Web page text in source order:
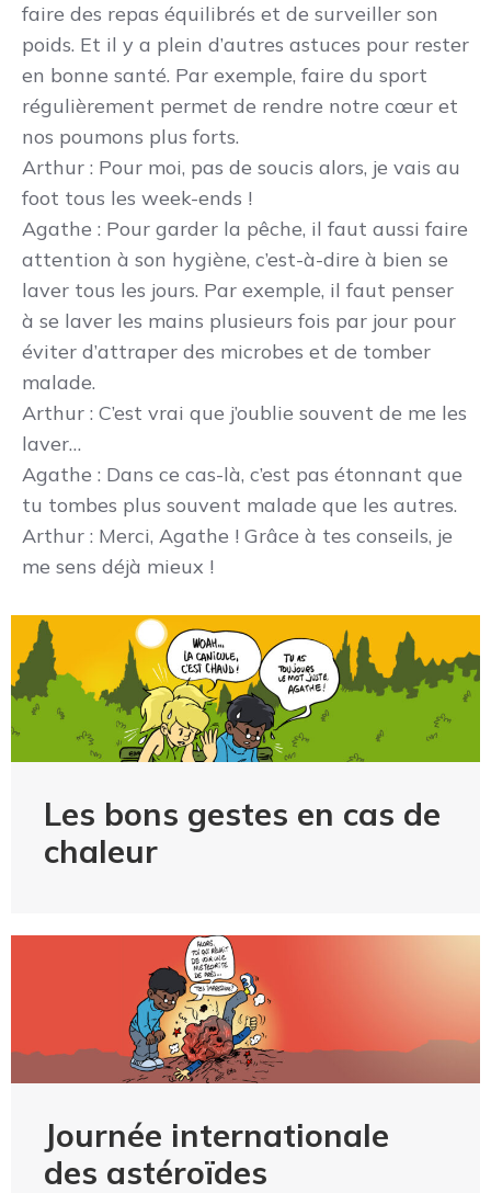
faire des repas équilibrés et de surveiller son
poids. Et il y a plein d’autres astuces pour rester
en bonne santé. Par exemple, faire du sport
régulièrement permet de rendre notre cœur et
nos poumons plus forts.
Arthur : Pour moi, pas de soucis alors, je vais au
foot tous les week-ends !
Agathe : Pour garder la pêche, il faut aussi faire
attention à son hygiène, c’est-à-dire à bien se
laver tous les jours. Par exemple, il faut penser
à se laver les mains plusieurs fois par jour pour
éviter d’attraper des microbes et de tomber
malade.
Arthur : C’est vrai que j’oublie souvent de me les
laver…
Agathe : Dans ce cas-là, c’est pas étonnant que
tu tombes plus souvent malade que les autres.
Arthur : Merci, Agathe ! Grâce à tes conseils, je
me sens déjà mieux !
Les bons gestes en cas de
chaleur
Journée internationale
des astéroïdes